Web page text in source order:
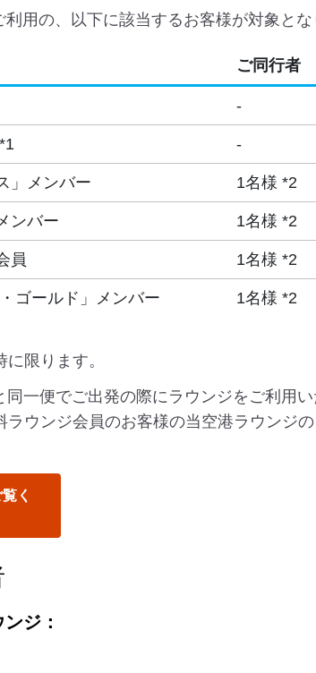
利用の、以下に該当するお客様が対象とな
ご同行者
-
-
」メンバー 1名様 *2
ンバー 1名様 *2
員 1名様 *2
ゴールド」メンバー 1名様 *2
限ります。
一便でご出発の際にラウンジをご利用い
ウンジ会員のお客様の当空港ラウンジの
く
ジ：